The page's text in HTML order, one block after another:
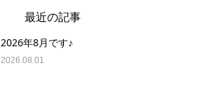
最近の記事
2026年8月です♪
2026.08.01